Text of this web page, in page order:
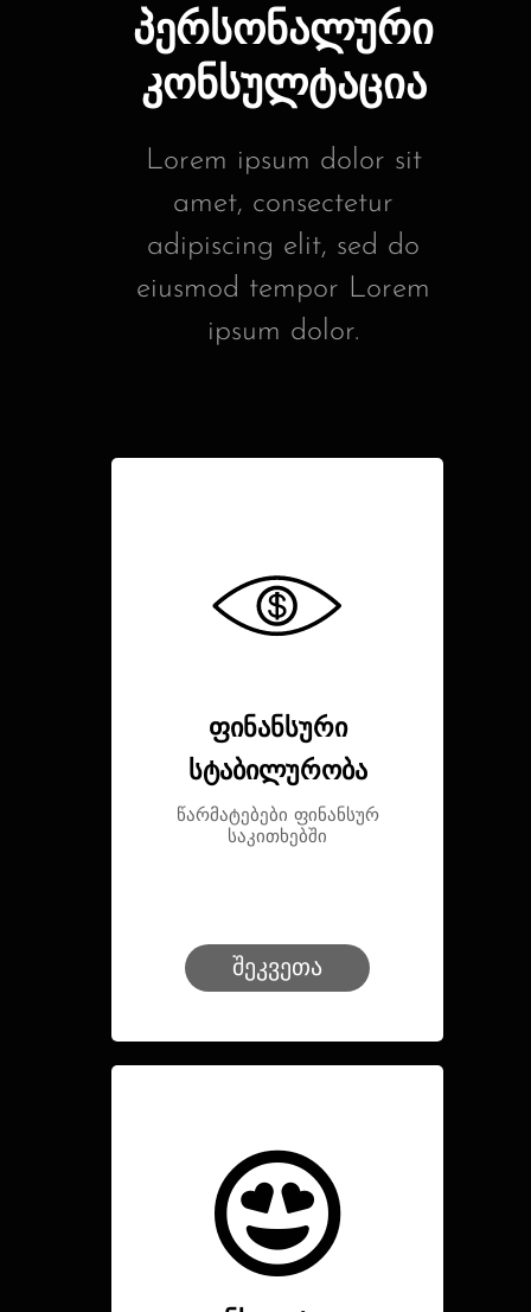
პერსონალური
კონსულტაცია
Lorem ipsum dolor sit
amet, consectetur
adipiscing elit, sed do
eiusmod tempor Lorem
ipsum dolor.
ფინანსური
სტაბილურობა
წარმატებები ფინანსურ
საკითხებში
შეკვეთა